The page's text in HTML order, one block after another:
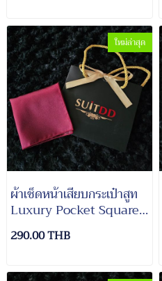
ใหม่ล่าสุด
ผ้าเช็ดหน้าเสียบกระเป๋าสูท
Luxury Pocket Square
Suit#8
290.00 THB